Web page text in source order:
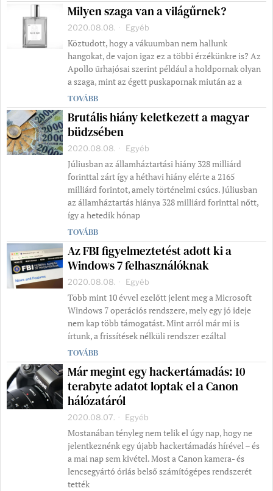
Milyen szaga van a világűrnek?
2020.08.08. Egyéb
Köztudott, hogy a vákuumban nem hallunk
hangokat, de vajon igaz ez a többi érzékünkre is? Az
Apollo űrhajósai szerint például a holdpornak olyan
a szaga, mint az égett puskapornak miután az a
TOVÁBB
Brutális hiány keletkezett a magyar
büdzsében
2020.08.08. Egyéb
Júliusban az államháztartási hiány 328 milliárd
forinttal zárt így a héthavi hiány elérte a 2165
milliárd forintot, amely történelmi csúcs. Júliusban
az államháztartás hiánya 328 milliárd forinttal nőtt,
így a hetedik hónap
TOVÁBB
Az FBI figyelmeztetést adott ki a
Windows 7 felhasználóknak
2020.08.08. Egyéb
Több mint 10 évvel ezelőtt jelent meg a Microsoft
Windows 7 operációs rendszere, mely egy jó ideje
nem kap több támogatást. Mint arról már mi is
írtunk, a frissítések nélküli rendszer ezáltal
TOVÁBB
Már megint egy hackertámadás: 10
terabyte adatot loptak el a Canon
hálózatáról
2020.08.07. Egyéb
Mostanában tényleg nem telik el úgy nap, hogy ne
jelentkeznénk egy újabb hackertámadás hírével – és
a mai nap sem kivétel. Most a Canon kamera- és
lencsegyártó óriás belső számítógépes rendszerét
tették